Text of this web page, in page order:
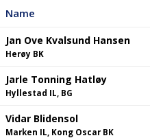
Name
Jan Ove Kvalsund Hansen
Herøy BK
Jarle Tonning Hatløy
Hyllestad IL, BG
Vidar Blidensol
Marken IL, Kong Oscar BK